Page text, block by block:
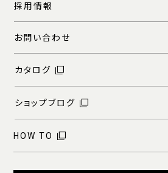
採用情報
お問い合わせ
カタログ
ショップブログ
HOW TO